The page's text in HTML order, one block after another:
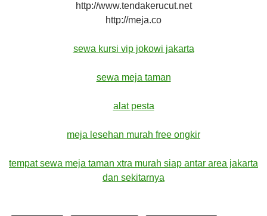
http://www.tendakerucut.net
http://meja.co
sewa kursi vip jokowi jakarta
sewa meja taman
alat pesta
meja lesehan murah free ongkir
tempat sewa meja taman xtra murah siap antar area jakarta
dan sekitarnya